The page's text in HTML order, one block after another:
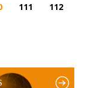
111
112